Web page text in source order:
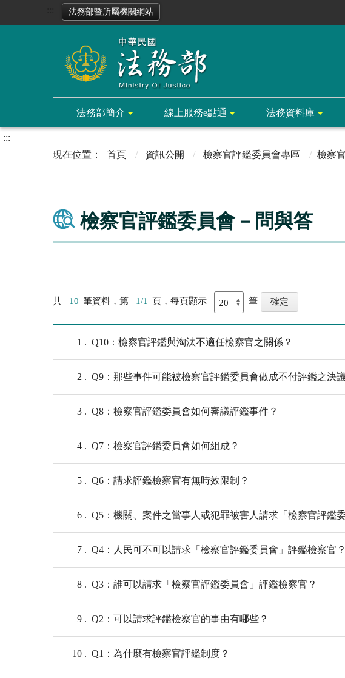
法務部暨所屬機關網站
法務部簡介 線上服務e點通 法務資料庫
:::
首頁
資訊公開 檢察官評鑑委員會專區 檢察
檢察官評鑑委員會－問與答
共 10 筆資料，第 1/1 頁，每頁顯示 筆
1 Q10：檢察官評鑑與淘汰不適任檢察官之關係？
2 Q9：那些事件可能被檢察官評鑑委員會做成不付評鑑之決
3 Q8：檢察官評鑑委員會如何審議評鑑事件？
4 Q7：檢察官評鑑委員會如何組成？
5 Q6：請求評鑑檢察官有無時效限制？
6 Q5：機關、案件之當事人或犯罪被害人請求「檢察官評鑑
7 Q4：人民可不可以請求「檢察官評鑑委員會」評鑑檢察官？
8 Q3：誰可以請求「檢察官評鑑委員會」評鑑檢察官？
9 Q2：可以請求評鑑檢察官的事由有哪些？
10 Q1：為什麼有檢察官評鑑制度？